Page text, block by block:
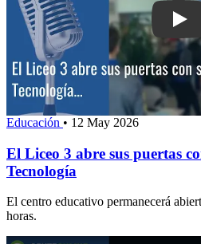
Educación • 12 May 2026
El Liceo 3 abre sus puertas
Tecnología
El centro educativo permanecerá
horas.